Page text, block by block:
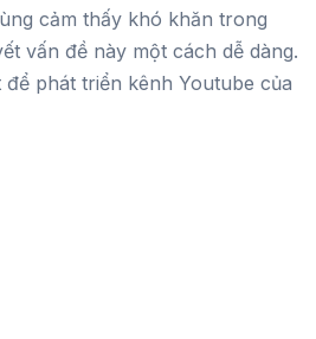
cảm thấy khó khăn trong
vấn đề này một cách dễ dàng.
phát triển kênh Youtube của